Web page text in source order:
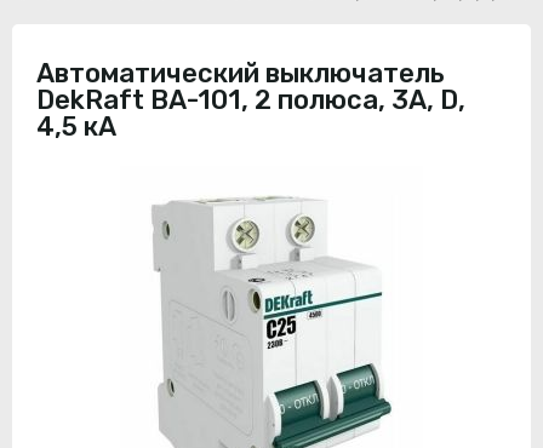
Автоматический выключатель
DekRaft ВА-101, 2 полюса, 3А, D,
4,5 кА